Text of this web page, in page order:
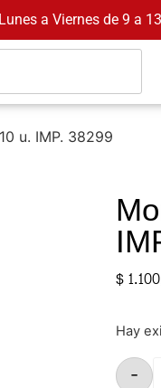
Lunes a Viernes de 9 a
u. IMP. 38299
$
Hay
-